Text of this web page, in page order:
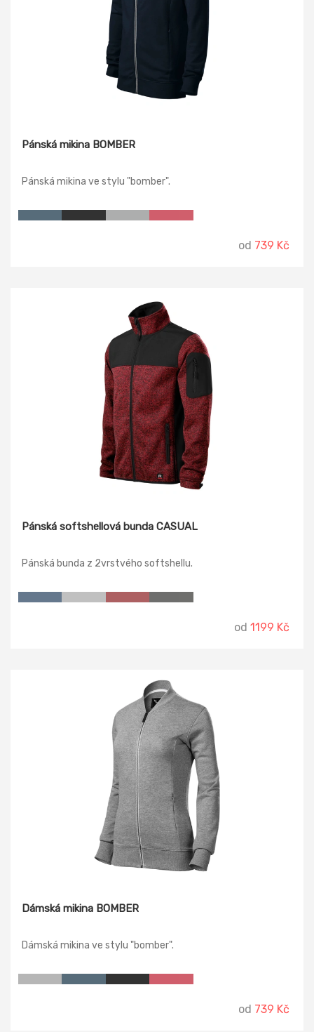
Pánská mikina BOMBER
Pánská mikina ve stylu "bomber".
od 739 Kč
Pánská softshellová bunda CASUAL
Pánská bunda z 2vrstvého softshellu.
od 1199 Kč
Dámská mikina BOMBER
Dámská mikina ve stylu "bomber".
od 739 Kč